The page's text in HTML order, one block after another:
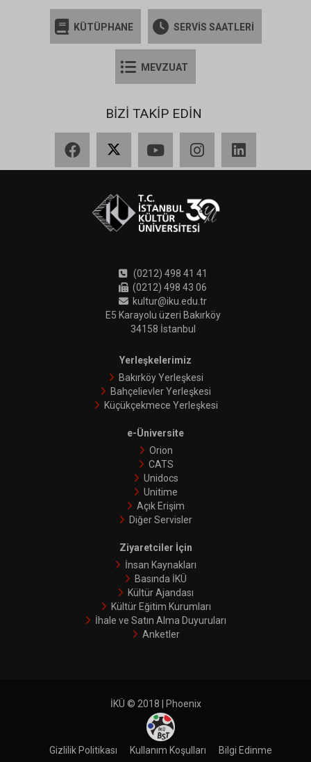
KÜTÜPHANE SERVİS SAATLERİ
MEVZUAT
BİZİ TAKİP EDİN
(0212) 498 41 41
(0212) 498 43 06
kultur@iku.edu.tr
E5 Karayolu üzeri Bakırköy
34158 İstanbul
Yerleşkelerimiz
Bakırköy Yerleşkesi
Bahçelievler Yerleşkesi
Küçükçekmece Yerleşkesi
e-Üniversite
Orion
CATS
Unidocs
Unitime
Açık Erişim
Diğer Servisler
Ziyaretciler İçin
İnsan Kaynakları
Basında İKÜ
Kültür Ajandası
Kültür Eğitim Kurumları
İhale ve Satın Alma Duyuruları
Anketler
İKÜ © 2018 | Phoenix
Gizlilik Politikası Kullanım Koşulları Bilgi Edinme